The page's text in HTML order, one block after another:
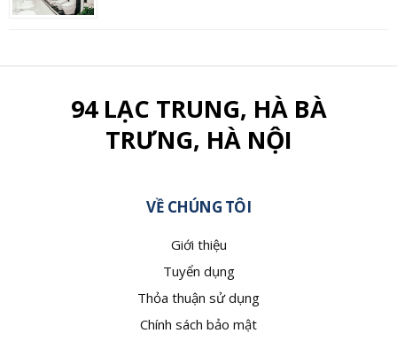
94 LẠC TRUNG, HÀ BÀ
TRƯNG, HÀ NỘI
VỀ CHÚNG TÔI
Giới thiệu
Tuyển dụng
Thỏa thuận sử dụng
Chính sách bảo mật